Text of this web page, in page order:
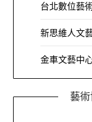
台北數位藝
新思維人文
金車文藝中
藝